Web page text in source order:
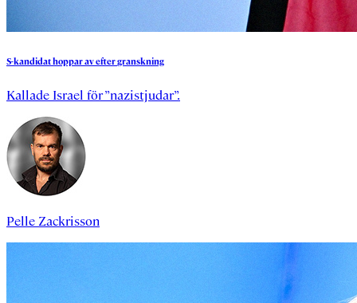
S-kandidathopparaveftergranskning
Kallade Israel för ”nazistjudar”.
Pelle Zackrisson